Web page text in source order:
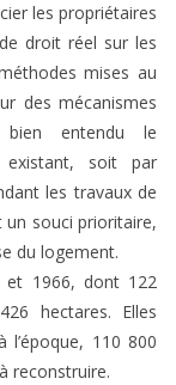
les propriétaires
droit réel sur les
mises au
des mécanismes
bien entendu le
soit par
les travaux de
souci prioritaire,
du logement.
et 1966, dont 122
hectares. Elles
l’époque, 110 800
reconstruire.